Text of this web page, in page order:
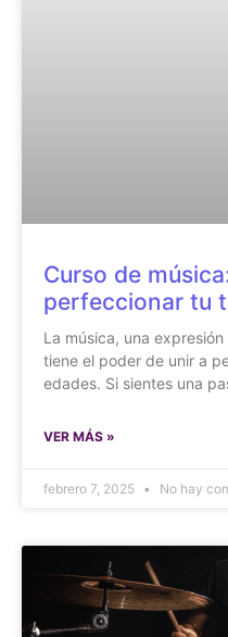
Curso de
perfeccionar tu
La música, una
tiene el poder de unir a
edades. Si sientes una
VER MÁS »
febrero 7, 2025 No hay